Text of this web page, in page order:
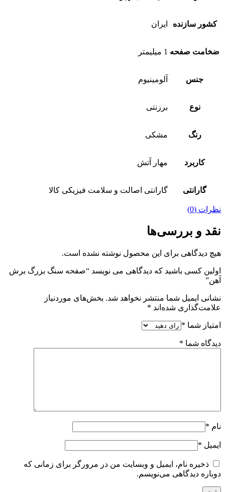
کشور سازنده ایران
ضخامت صفحه 1 میلیمتر
جنس آلومینیوم
نوع برزنتی
رنگ مشکی
کاربرد مهار آتش
گارانتی گارانتی اصالت و سلامت فیزیکی کالا
نظرات (0)
نقد و بررسی‌ها
هیچ دیدگاهی برای این محصول نوشته نشده است.
اولین کسی باشید که دیدگاهی می نویسد “صفحه سنگ بزرگ برش
آهن”
نشانی ایمیل شما منتشر نخواهد شد. بخش‌های موردنیاز
علامت‌گذاری شده‌اند *
امتیاز شما *
دیدگاه شما *
نام *
ایمیل *
ذخیره نام، ایمیل و وبسایت من در مرورگر برای زمانی که
دوباره دیدگاهی می‌نویسم.